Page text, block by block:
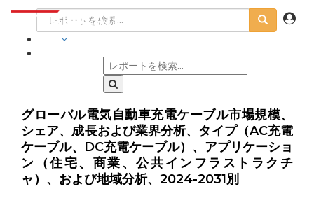
グローバル電気自動車充電ケーブル市場規模、
シェア、成長および業界分析、タイプ（AC充電
ケーブル、DC充電ケーブル）、アプリケーショ
ン（住宅、商業、公共インフラストラクチ
ャ）、および地域分析、2024-2031別